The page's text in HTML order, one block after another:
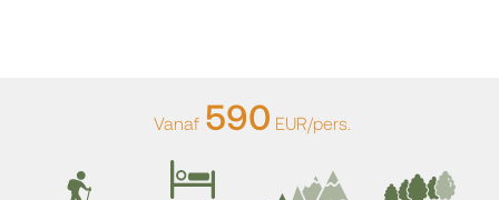
Vanaf 590 EUR/pers.